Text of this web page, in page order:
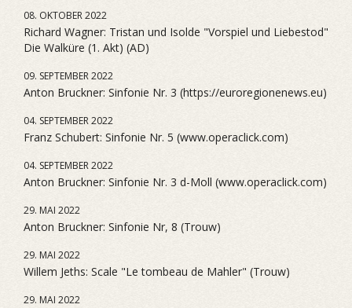
08. OKTOBER 2022
Richard Wagner: Tristan und Isolde "Vorspiel und Liebestod"
Die Walküre (1. Akt) (AD)
09. SEPTEMBER 2022
Anton Bruckner: Sinfonie Nr. 3 (https://euroregionenews.eu)
04. SEPTEMBER 2022
Franz Schubert: Sinfonie Nr. 5 (www.operaclick.com)
04. SEPTEMBER 2022
Anton Bruckner: Sinfonie Nr. 3 d-Moll (www.operaclick.com)
29. MAI 2022
Anton Bruckner: Sinfonie Nr, 8 (Trouw)
29. MAI 2022
Willem Jeths: Scale "Le tombeau de Mahler" (Trouw)
29. MAI 2022